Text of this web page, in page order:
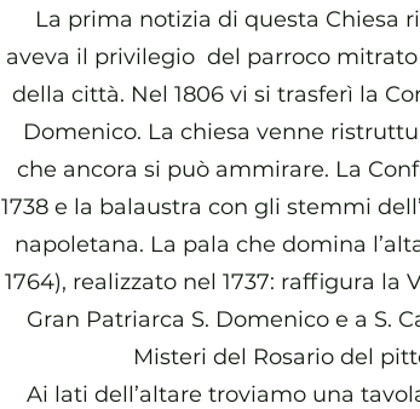
La prima notizia di questa Chiesa
aveva il privilegio del parroco
della città. Nel 1806 vi si trasferì la
Domenico. La chiesa venne
che ancora si può ammirare. La
1738 e la balaustra con gli stemmi
napoletana. La pala che domina
1764), realizzato nel 1737: raffigura la
Gran Patriarca S. Domenico e a S.
Misteri del Rosario del
Ai lati dell’altare troviamo una